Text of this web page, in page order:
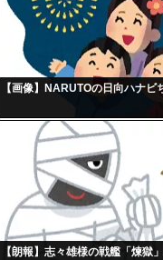
【画像】NARUTOの日向ハナ
【朗報】志々雄様の戦艦「煉獄